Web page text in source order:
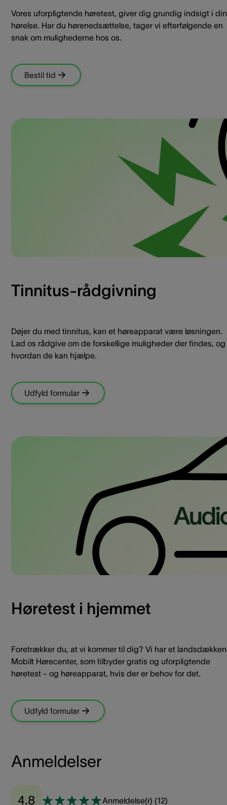
Vores uforpligtende høretest, giver dig grundig indsigt i din
hørelse. Har du hørenedsættelse, tager vi efterfølgende en
snak om mulighederne hos os.
Bestil tid
Tinnitus-rådgivning
Døjer du med tinnitus, kan et høreapparat være løsningen.
Lad os rådgive om de forskellige muligheder der findes, og
hvordan de kan hjælpe.
Udfyld formular
Høretest i hjemmet
Foretrækker du, at vi kommer til dig? Vi har et
Mobilt Hørecenter, som tilbyder gratis og uforpligtende
høretest - og høreapparat, hvis der er behov for det.
Udfyld formular
Anmeldelser
4.8 Anmeldelse(r) (12)